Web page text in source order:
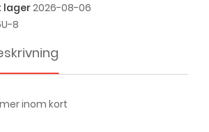
lager2026-08-06
8
inom kort